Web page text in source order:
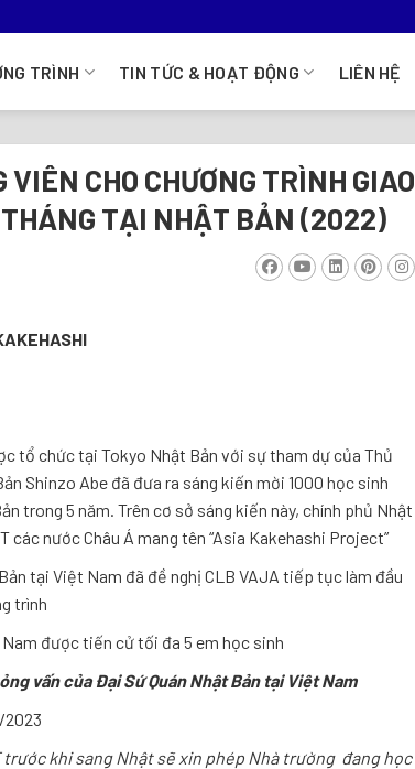
TRÌNH TIN TỨC & HOẠT ĐỘNG LIÊN HỆ
CHO CHƯƠNG TRÌNH GIAO
TẠI NHẬT BẢN (2022)
tổ chức tại Tokyo Nhật Bản với sự tham dự của Thủ
Shinzo Abe đã đưa ra sáng kiến mời 1000 học sinh
trong 5 năm. Trên cơ sở sáng kiến này, chính phủ Nhật
nước Châu Á mang tên “Asia Kakehashi Project”
tại Việt Nam đã đề nghị CLB VAJA tiếp tục làm đầu
trình
được tiến cử tối đa 5 em học sinh
vấn của Đại Sứ Quán Nhật Bản tại Việt Nam
2023
khi sang Nhật sẽ xin phép Nhà trường đang học